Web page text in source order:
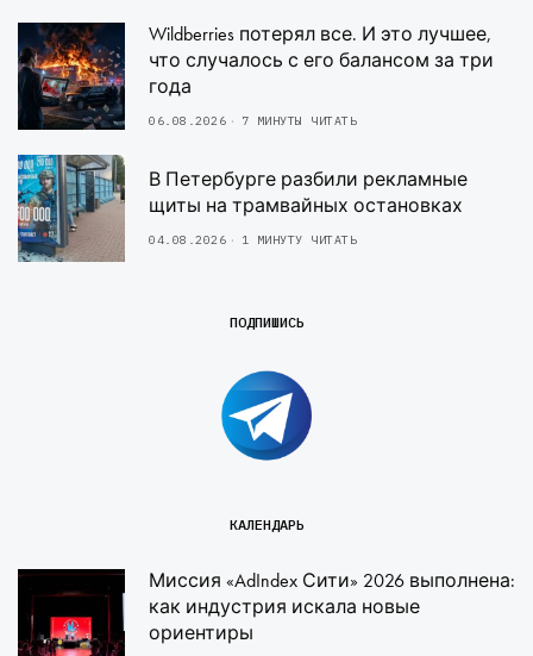
Wildberries потерял все. И это лучшее,
что случалось с его балансом за три
года
06.08.2026 7 МИНУТЫ ЧИТАТЬ
В Петербурге разбили рекламные
щиты на трамвайных остановках
04.08.2026 1 МИНУТУ ЧИТАТЬ
ПОДПИШИСЬ
КАЛЕНДАРЬ
Миссия «AdIndex Сити» 2026 выполнена:
как индустрия искала новые
ориентиры